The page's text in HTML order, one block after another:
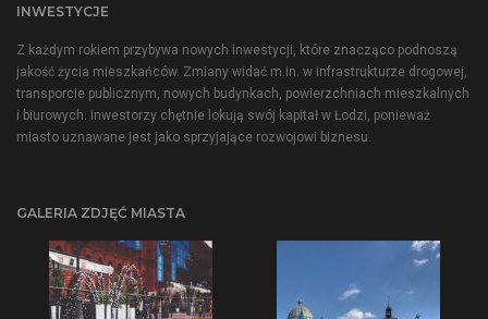
INWESTYCJE
Z każdym rokiem przybywa nowych inwestycji, które znacząco podnoszą
jakość życia mieszkańców. Zmiany widać m.in. w infrastrukturze drogowej,
transporcie publicznym, nowych budynkach, powierzchniach mieszkalnych
i biurowych. Inwestorzy chętnie lokują swój kapitał w Łodzi, ponieważ
miasto uznawane jest jako sprzyjające rozwojowi biznesu.
GALERIA ZDJĘĆ MIASTA